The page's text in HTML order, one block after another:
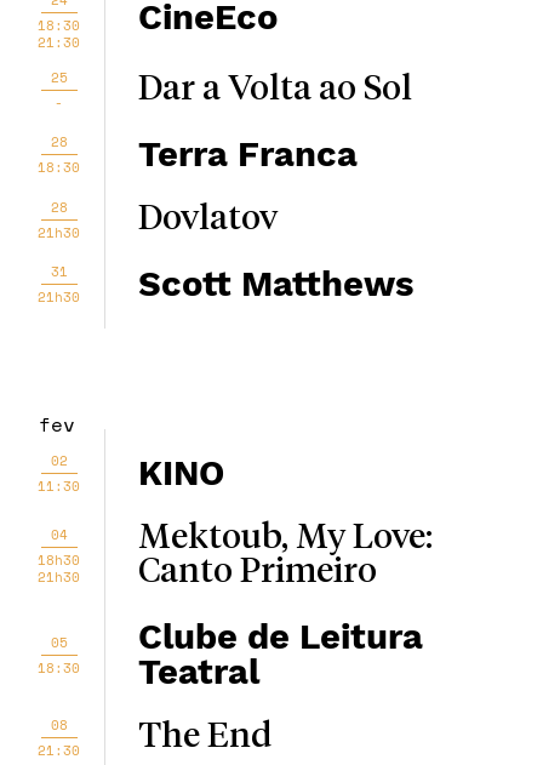
18:30
21:30
CineEco
25
-
Dar a Volta ao Sol
28
18:30
Terra Franca
28
21h30
Dovlatov
31
21h30
Scott Matthews
fev
02
11:30
KINO
04
18h30
21h30
Mektoub, My Love:
Canto Primeiro
05
18:30
Clube de Leitura
Teatral
08
21:30
The End